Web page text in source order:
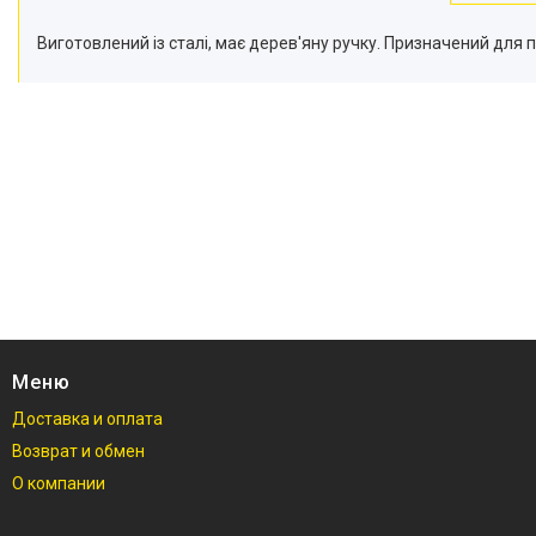
Виготовлений із сталі, має дерев'яну ручку. Призначений для
Меню
Доставка и оплата
Возврат и обмен
О компании